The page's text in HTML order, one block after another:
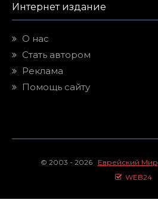
Интернет издание
О нас
Стать автором
Реклама
Помощь сайту
© 2003 - 2026 Еврейский Мир
WEB24